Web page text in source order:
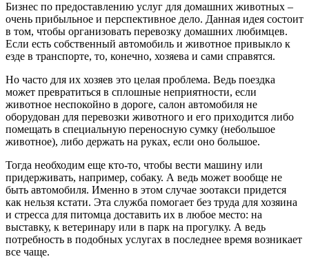
Бизнес по предоставлению услуг для домашних животных –
очень прибыльное и перспективное дело. Данная идея состоит
в том, чтобы организовать перевозку домашних любимцев.
Если есть собственный автомобиль и животное привыкло к
езде в транспорте, то, конечно, хозяева и сами справятся.
Но часто для их хозяев это целая проблема. Ведь поездка
может превратиться в сплошные неприятности, если
животное неспокойно в дороге, салон автомобиля не
оборудован для перевозки животного и его приходится либо
помещать в специальную переносную сумку (небольшое
животное), либо держать на руках, если оно большое.
Тогда необходим еще кто-то, чтобы вести машину или
придерживать, например, собаку. А ведь может вообще не
быть автомобиля. Именно в этом случае зоотакси придется
как нельзя кстати. Эта служба помогает без труда для хозяина
и стресса для питомца доставить их в любое место: на
выставку, к ветеринару или в парк на прогулку. А ведь
потребность в подобных услугах в последнее время возникает
все чаще.